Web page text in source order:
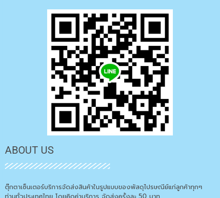
ABOUT US
ตุ๊กตาเซ็นเตอร์บริการจัดส่งสินค้าในรูปแบบของพัสดุไปรษณีย์แก่ลูกค้าทุกๆ